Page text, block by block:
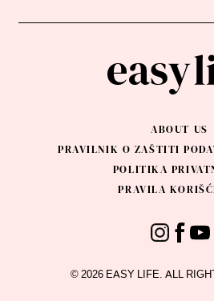
ABOUT US
PRAVILNIK O ZAŠTITI
POLITIKA
PRAVILA
© 2026 EASY LIFE. ALL